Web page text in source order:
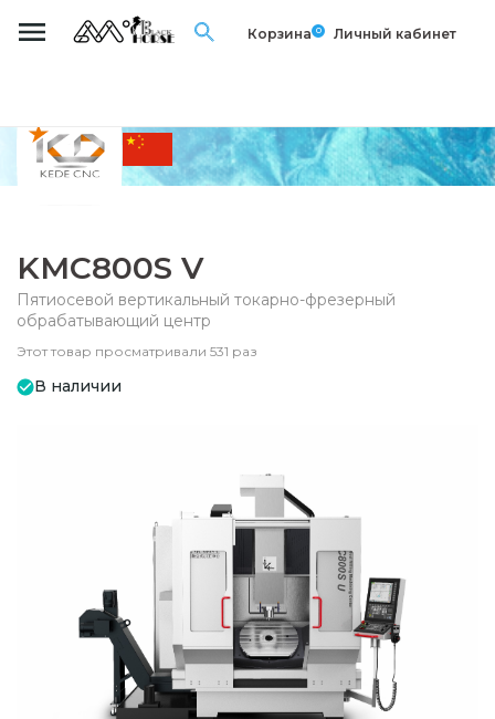
Корзина 0 Личный кабинет
KMC800S V
Пятиосевой вертикальный токарно-фрезерный
обрабатывающий центр
Этот товар просматривали 531 раз
В наличии